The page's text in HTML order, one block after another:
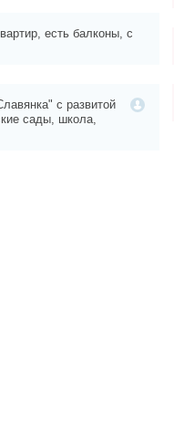
есть балконы, с
с развитой
сады, школа,